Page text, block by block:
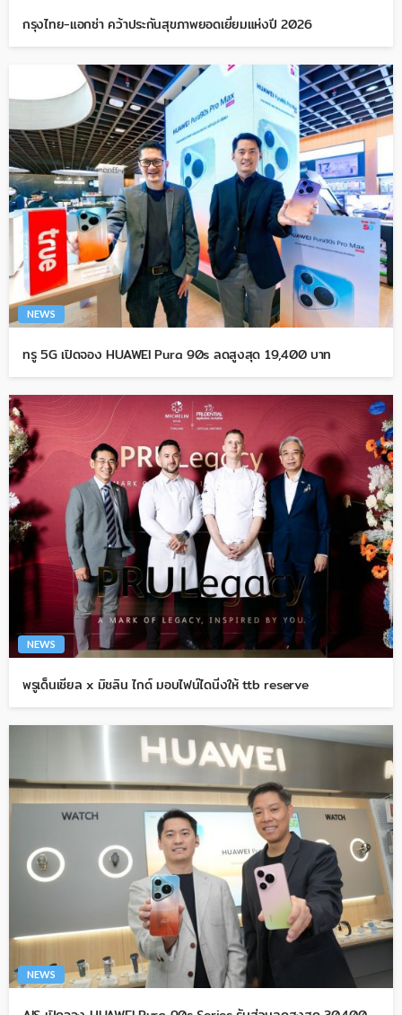
กรุงไทย-แอกซ่า คว้าประกันสุขภาพยอดเยี่ยมแห่งปี 2026
NEWS
ทรู 5G เปิดจอง HUAWEI Pura 90s ลดสูงสุด 19,400 บาท
NEWS
พรูเด็นเชียล x มิชลิน ไกด์ มอบไฟน์ไดนิ่งให้ ttb reserve
NEWS